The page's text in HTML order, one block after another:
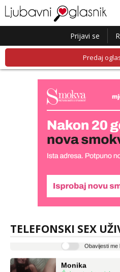
Prijavi se
Predaj
TELEFONSKI SEX
Liliana
Razgovaram :)
tel:0,93€ - mob:1,12€
Čekam tvoj poziv!